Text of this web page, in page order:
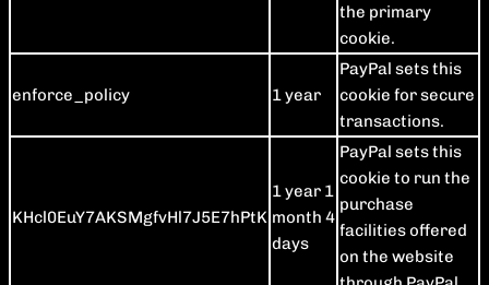
the primary
cookie.
enforce_policy 1 year
PayPal sets this
cookie for secure
transactions.
KHcl0EuY7AKSMgfvHl7J5E7hPtK
1 year 1
month 4
days
PayPal sets this
cookie to run the
purchase
facilities offered
on the website